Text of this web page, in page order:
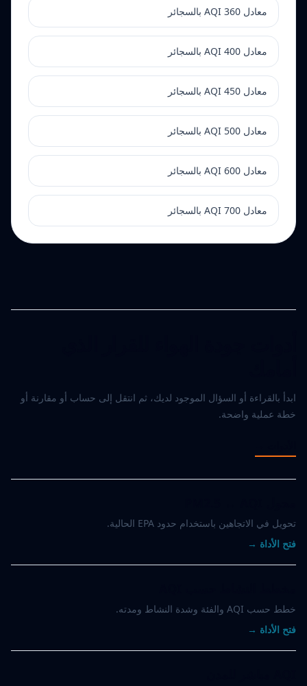
معادل AQI 360 بالسجائر
معادل AQI 400 بالسجائر
معادل AQI 450 بالسجائر
معادل AQI 500 بالسجائر
معادل AQI 600 بالسجائر
معادل AQI 700 بالسجائر
ابدأ بالقراءة أو السؤال الموجود لديك، ثم انتقل إلى حساب أو مقارنة أو
خطة عملية واضحة.
تحويل في الاتجاهين باستخدام حدود EPA الحالية.
فتح الأداة →
خطط حسب AQI والفئة وشدة النشاط ومدته.
فتح الأداة →